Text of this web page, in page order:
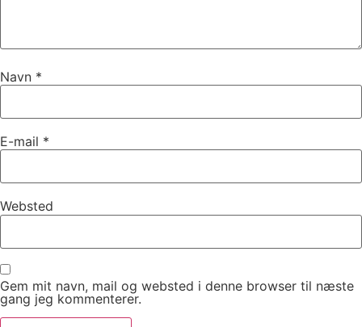
Navn *
E-mail *
Websted
Gem mit navn, mail og websted i denne browser til næste
gang jeg kommenterer.